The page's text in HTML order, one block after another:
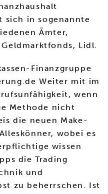
in sogenannte
Ämter,
Lidl.
Finanzgruppe
Weiter mit im
wenn
Methode nicht
die neuen Make-
wobei es
wissen
die Trading
und
zu beherrschen. Ist